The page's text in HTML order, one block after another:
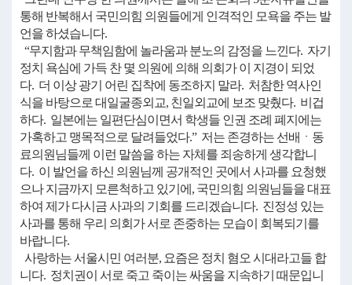
통해 반복해서 국민의힘 의원들에게 인격적인 모욕을 주는 발
언을 하셨습니다.
“무지함과 무책임함에 놀라움과 분노의 감정을 느낀다. 자기
정치 욕심에 가득 찬 몇 의원에 의해 의회가 이 지경이 되었
다. 더 이상 광기 어린 집착에 동조하지 말라. 처참한 역사인
식을 바탕으로 대일굴종외교, 친일외교에 보조 맞췄다. 비겁
하다. 일본에는 일편단심이면서 학생들 인권 조례 폐지에는
가혹하고 맹목적으로 달려들었다.” 저는 존경하는 선배ㆍ동
료의원님들께 이런 말씀을 하는 자체를 죄송하게 생각합니
다. 이 발언을 하신 의원님께 공개적인 곳에서 사과를 요청했
으나 지금까지 모른척하고 있기에, 국민의힘 의원님들을 대표
하여 제가 다시금 사과의 기회를 드리겠습니다. 진정성 있는
사과를 통해 우리 의회가 서로 존중하는 모습이 회복되기를
바랍니다.
사랑하는 서울시민 여러분, 요즘은 정치 혐오 시대라고들 합
니다. 정치권이 서로 죽고 죽이는 싸움을 지속하기 때문입니